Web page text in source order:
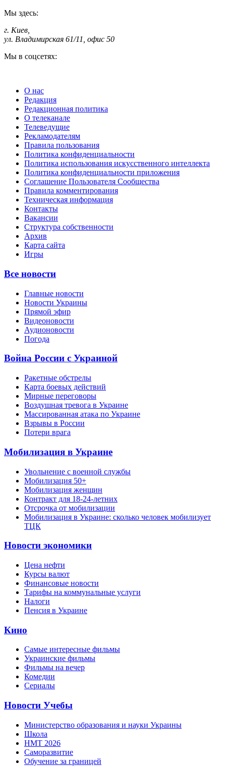
Мы здесь:
г. Киев
ул. Владимирская 61/11, офис 50
Мы в соцсетях:
О нас
Редакция
Редакционная политика
О телеканале
Телеведущие
Рекламодателям
Правила пользования
Политика конфиденциальности
Политика использования искусственного интеллекта
Политика конфиденциальности приложения
Соглашение Пользователя Сообщества
Правила комментирования
Техническая информация
Контакты
Вакансии
Структура собственности
Архив
Карта сайта
Игры
Все новости
Главные новости
Новости Украины
Прямой эфир
Видеоновости
Аудионовости
Погода
Война России с Украиной
Ракетные обстрелы
Карта боевых действий
Мирные переговоры
Воздушная тревога в Украине
Массированная атака по Украине
Взрывы в России
Потери врага
Мобилизация в Украине
Увольнение с военной службы
Мобилизация 50+
Мобилизация женщин
Контракт для 18-24-летних
Отсрочка от мобилизации
Мобилизация в Украине: сколько человек мобилизует
ТЦК
Новости экономики
Цена нефти
Курсы валют
Финансовые новости
Тарифы на коммунальные услуги
Налоги
Пенсия в Украине
Кино
Самые интересные фильмы
Украинские фильмы
Фильмы на вечер
Комедии
Сериалы
Новости Учебы
Министерство образования и науки Украины
Школа
НМТ 2026
Саморазвитие
Обучение за границей